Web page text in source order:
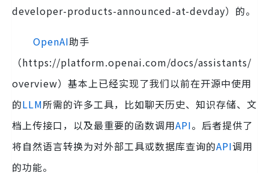
developer-products-announced-at-devday）的。
OpenAI助手
（https://platform.openai.com/docs/assistants/
overview）基本上已经实现了我们以前在开源中使用
的LLM所需的许多工具，比如聊天历史、知识存储、文
档上传接口，以及最重要的函数调用API。后者提供了
将自然语言转换为对外部工具或数据库查询的API调用
的功能。